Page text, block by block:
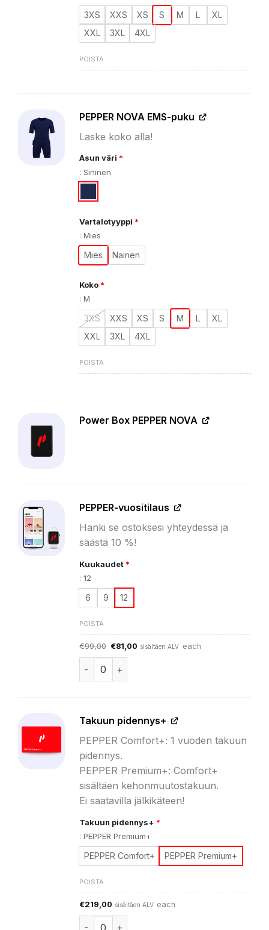
3XS XXS XS S M L
XL
XXL
3XL 4XL
POISTA
PEPPER NOVA EMS-puku
Laske koko alla!
Asun väri *
: Sininen
Vartalotyyppi *
: Mies
Mies Nainen
Koko *
: M
3XS XXS XS S M L
XL
XXL
3XL 4XL
POISTA
Power Box PEPPER NOVA
PEPPER-vuositilaus
Hanki se ostoksesi yhteydessä ja
säästä 10 %!
Kuukaudet *
: 12
6 9 12
POISTA
€99,00 Alkuperäinen
hinta
oli:
€99,00.
€81,00 Nykyinen
sisältäen ALV each
PEPPER App -tilaus määrä
Takuun pidennys+
PEPPER Comfort+: 1 vuoden takuun
pidennys.
PEPPER Premium+: Comfort+
sisältäen kehonmuutostakuun.
Ei saatavilla jälkikäteen!
Takuun pidennys+ *
: PEPPER Premium+
PEPPER Comfort+ PEPPER Premium+
POISTA
€219,00 sisältäen ALV each
Takuun pidennys+ määrä